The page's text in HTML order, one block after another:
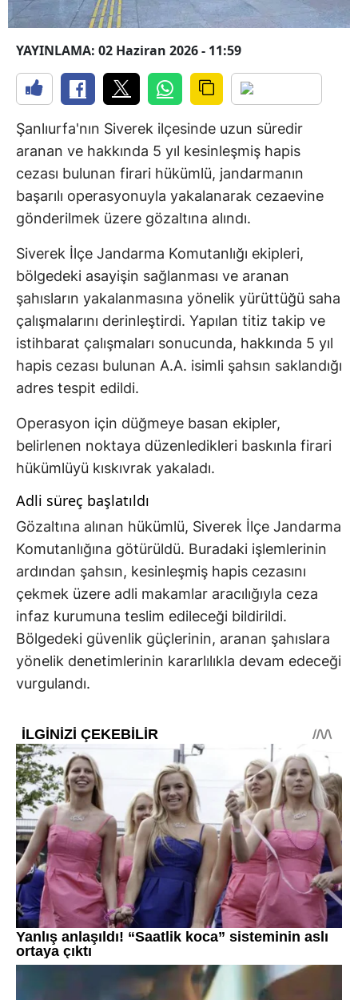
YAYINLAMA: 02 Haziran 2026 - 11:59
Şanlıurfa'nın Siverek ilçesinde uzun süredir
aranan ve hakkında 5 yıl kesinleşmiş hapis
cezası bulunan firari hükümlü, jandarmanın
başarılı operasyonuyla yakalanarak cezaevine
gönderilmek üzere gözaltına alındı.
Siverek İlçe Jandarma Komutanlığı ekipleri,
bölgedeki asayişin sağlanması ve aranan
şahısların yakalanmasına yönelik yürüttüğü saha
çalışmalarını derinleştirdi. Yapılan titiz takip ve
istihbarat çalışmaları sonucunda, hakkında 5 yıl
hapis cezası bulunan A.A. isimli şahsın saklandığı
adres tespit edildi.
Operasyon için düğmeye basan ekipler,
belirlenen noktaya düzenledikleri baskınla firari
hükümlüyü kıskıvrak yakaladı.
Adli süreç başlatıldı
Gözaltına alınan hükümlü, Siverek İlçe Jandarma
Komutanlığına götürüldü. Buradaki işlemlerinin
ardından şahsın, kesinleşmiş hapis cezasını
çekmek üzere adli makamlar aracılığıyla ceza
infaz kurumuna teslim edileceği bildirildi.
Bölgedeki güvenlik güçlerinin, aranan şahıslara
yönelik denetimlerinin kararlılıkla devam edeceği
vurgulandı.